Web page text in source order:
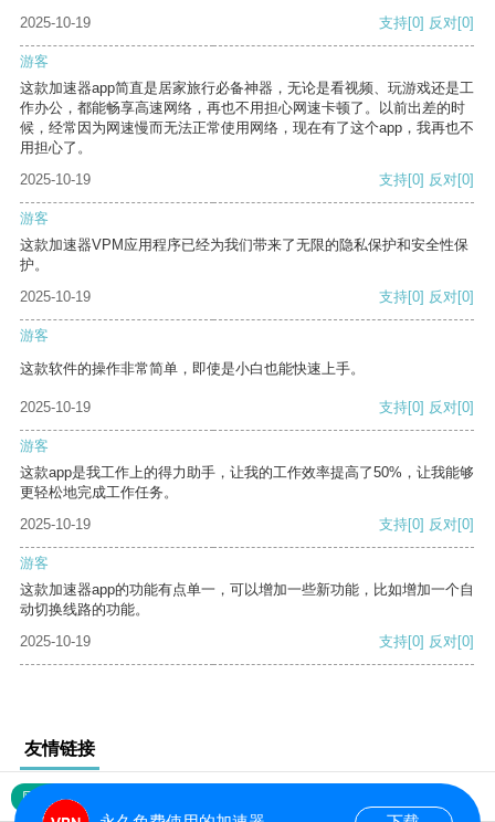
2025-10-19 支持[0] 反对[0]
游客
这款加速器app简直是居家旅行必备神器，无论是看视频、玩游戏还是工
作办公，都能畅享高速网络，再也不用担心网速卡顿了。以前出差的时
候，经常因为网速慢而无法正常使用网络，现在有了这个app，我再也不
用担心了。
2025-10-19
支持[0] 反对[0]
游客
这款加速器VPM应用程序已经为我们带来了无限的隐私保护和安全性保
护。
2025-10-19
支持[0] 反对[0]
游客
这款软件的操作非常简单，即使是小白也能快速上手。
2025-10-19 支持[0] 反对[0]
游客
这款app是我工作上的得力助手，让我的工作效率提高了50%，让我能够
更轻松地完成工作任务。
2025-10-19
支持[0] 反对[0]
游客
这款加速器app的功能有点单一，可以增加一些新功能，比如增加一个自
动切换线路的功能。
2025-10-19
支持[0] 反对[0]
友情链接
网站地图